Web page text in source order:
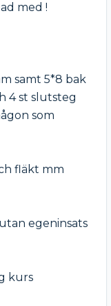
med !
samt 5*8 bak
4 st slutsteg
som
fläkt mm
egeninsats
kurs